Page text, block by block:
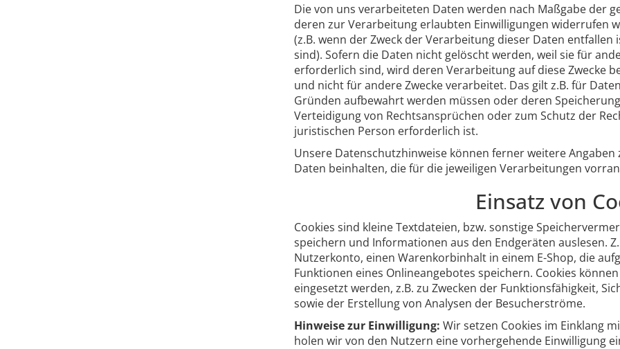
Die von uns verarbeiteten Daten werden nach Maßgabe der
deren zur Verarbeitung erlaubten Einwilligungen widerrufen
(z.B. wenn der Zweck der Verarbeitung dieser Daten
sind). Sofern die Daten nicht gelöscht werden, weil sie für
erforderlich sind, wird deren Verarbeitung auf diese Zwecke
und nicht für andere Zwecke verarbeitet. Das gilt z.B. für
Gründen aufbewahrt werden müssen oder deren
Verteidigung von Rechtsansprüchen oder zum Schutz der
juristischen Person erforderlich ist.
Unsere Datenschutzhinweise können ferner weitere
Daten beinhalten, die für die jeweiligen Verarbeitungen
Einsatz von
Cookies sind kleine Textdateien, bzw. sonstige
speichern und Informationen aus den Endgeräten auslesen.
Nutzerkonto, einen Warenkorbinhalt in einem E-Shop, die
Funktionen eines Onlineangebotes speichern. Cookies
eingesetzt werden, z.B. zu Zwecken der Funktionsfähigkeit,
sowie der Erstellung von Analysen der Besucherströme.
Hinweise zur Einwilligung: Wir setzen Cookies im Einklang
holen wir von den Nutzern eine vorhergehende Einwilligung